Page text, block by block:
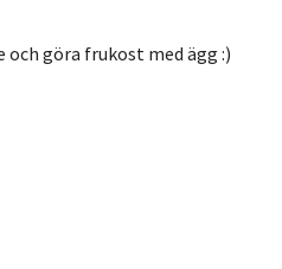
och göra frukost med ägg :)